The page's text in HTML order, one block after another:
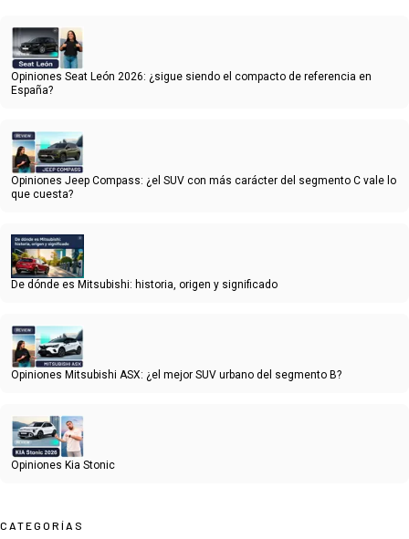
Opiniones Seat León 2026: ¿sigue siendo el compacto de referencia en
España?
Opiniones Jeep Compass: ¿el SUV con más carácter del segmento C vale lo
que cuesta?
De dónde es Mitsubishi: historia, origen y significado
Opiniones Mitsubishi ASX: ¿el mejor SUV urbano del segmento B?
Opiniones Kia Stonic
CATEGORÍAS